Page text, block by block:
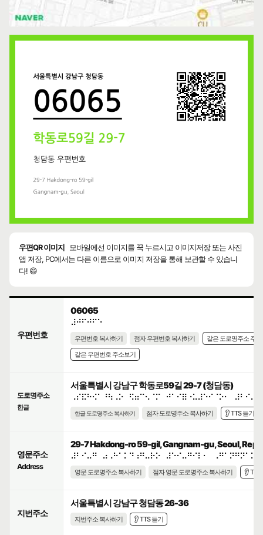
우편QR 이미지
모바일에선 이미지를 꾹 누르시고 이미지저장 또는 사진
앱 저장, PC에서는 다른 이름으로 이미지 저장을 통해 보관할 수 있습니
다! 😄
우편번호
06065
⠼⠚⠋⠚⠋⠑
우편번호 복사하기 점자 우편번호 복사하기
같은 도로명주소 주
같은 우편번호 주소보기
도로명주소
한글
서울특별시 강남구 학동로59길 29-7 (청담동)
⠠⠎⠯⠓⠪⠁⠘⠳⠠⠕⠀⠫⠶⠉⠢⠈⠍⠀⠚⠁⠊⠿⠐⠥⠼⠑⠊⠈⠕⠂⠀⠼⠃⠊⠤⠛
한글 도로명주소 복사하기 점자 도로명주소 복사하기 👂 TTS 듣기
영문주소
Address
29-7 Hakdong-ro 59-gil, Gangnam-gu, Seoul,
영문 도로명주소 복사하기 점자 영문 도로명주소 복사하기 👂 TTS
지번주소
서울특별시 강남구 청담동 26-36
지번주소 복사하기 👂 TTS 듣기